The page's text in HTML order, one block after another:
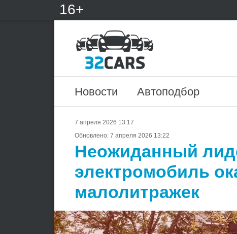
16+
Новости Автоподбор
7 апреля 2026 13:17
Обновлено: 7 апреля 2026 13:22
Неожиданный
электромобиль
малолитражек